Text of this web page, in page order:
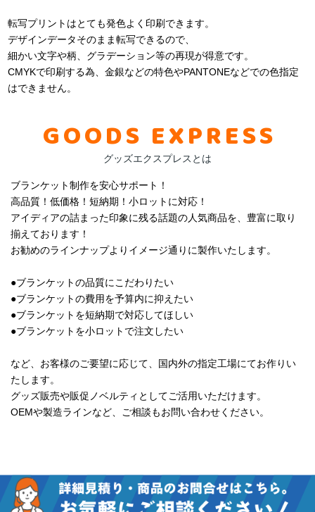
転写プリントはとても発色よく印刷できます。
デザインデータそのまま転写できるので、
細かい文字や柄、グラデーション等の再現が得意です。
CMYKで印刷する為、金銀などの特色やPANTONEなどでの色指定
はできません。
GOODS EXPRESS
グッズエクスプレスとは
ブランケット制作を安心サポート！
高品質！低価格！短納期！ 小ロットに対応！
アイディアの詰まった印象に残る話題の人気商品を、豊富に取り
揃えております！
お勧めのラインナップよりイメージ通りに製作いたします。
●ブランケットの品質にこだわりたい
●ブランケットの費用を予算内に抑えたい
●ブランケットを短納期で対応してほしい
●ブランケットを小ロットで注文したい
など、お客様のご要望に応じて、国内外の指定工場にてお作りい
たします。
グッズ販売や販促ノベルティとしてご活用いただけます。
OEMや製造ラインなど、ご相談もお問い合わせください。